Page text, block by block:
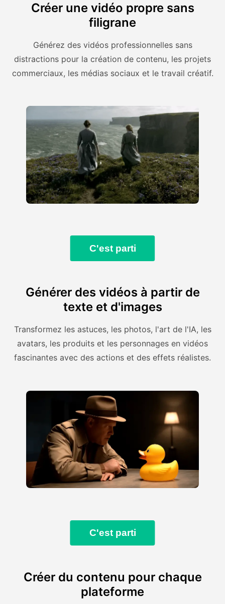
Créer une vidéo propre sans
filigrane
Générez des vidéos professionnelles sans
distractions pour la création de contenu, les projets
commerciaux, les médias sociaux et le travail créatif.
C'est parti
Générer des vidéos à partir de
texte et d'images
Transformez les astuces, les photos, l'art de l'IA, les
avatars, les produits et les personnages en vidéos
fascinantes avec des actions et des effets réalistes.
C'est parti
Créer du contenu pour chaque
plateforme